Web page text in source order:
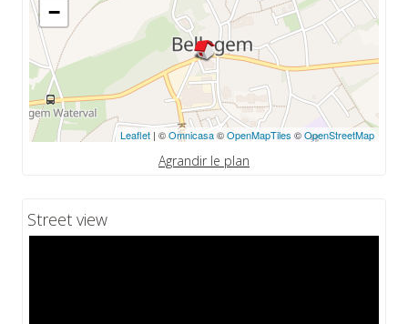
−
Leaflet| ©Omnicasa©OpenMapTiles ©OpenStreetMap
Agrandir le plan
Street view